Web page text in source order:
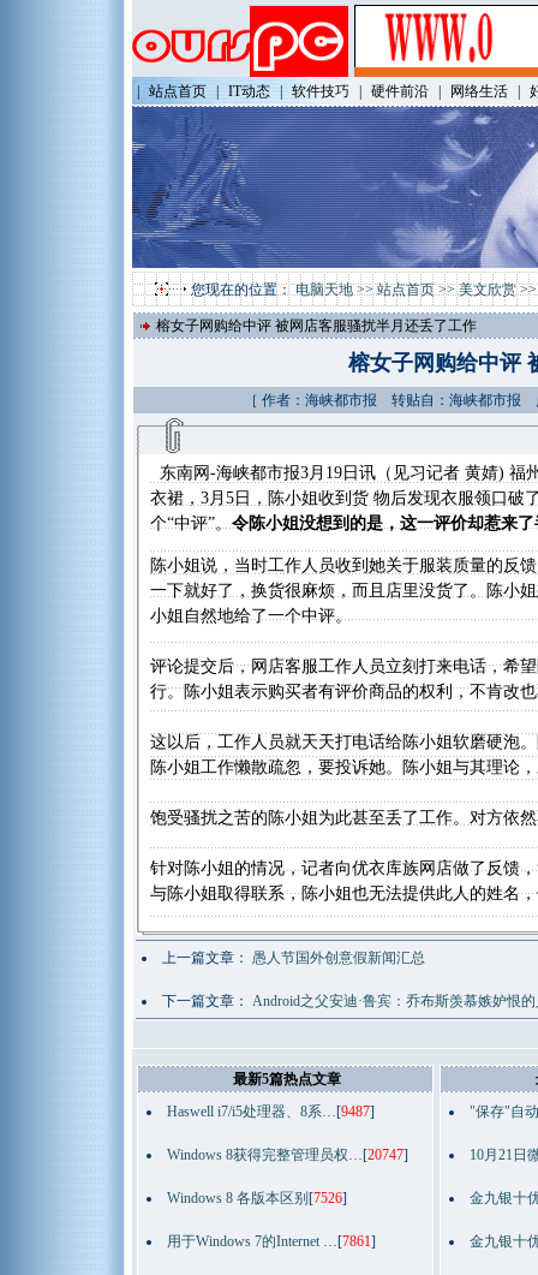
站点首页 IT动态 软件技巧 硬件前沿 网络生活
您现在的位置：电脑天地>>站点首页>>美文欣赏
榕女子网购给中评 被网店客服骚扰半月还丢了工作
榕女子网购给中评
［ 作者：海峡都市报 转贴自：海峡都市
东南网-海峡都市报3月19日讯（见习记者 黄婧)
衣裙，3月5日，陈小姐收到货 物后发现衣服领口破
个“中评”。令陈小姐没想到的是，这一评价却惹来
陈小姐说，当时工作人员收到她关于服装质量的反
一下就好了，换货很麻烦，而且店里没货了。陈小
小姐自然地给了一个中评。
评论提交后，网店客服工作人员立刻打来电话，希
行。陈小姐表示购买者有评价商品的权利，不肯改
这以后，工作人员就天天打电话给陈小姐软磨硬泡
陈小姐工作懒散疏忽，要投诉她。陈小姐与其理论
饱受骚扰之苦的陈小姐为此甚至丢了工作。对方依
针对陈小姐的情况，记者向优衣库族网店做了反馈
与陈小姐取得联系，陈小姐也无法提供此人的姓名
上一篇文章： 愚人节国外创意假新闻汇总
下一篇文章： Android之父安迪·鲁宾：乔布斯羡慕嫉妒恨
最新5篇热点文章
Haswell i7/i5处理器、8系…[9487]
Windows 8获得完整管理员权…[20747]
Windows 8 各版本区别 [7526]
用于Windows 7的Internet …[7861]
"保存"自
10月21日
金九银十
金九银十